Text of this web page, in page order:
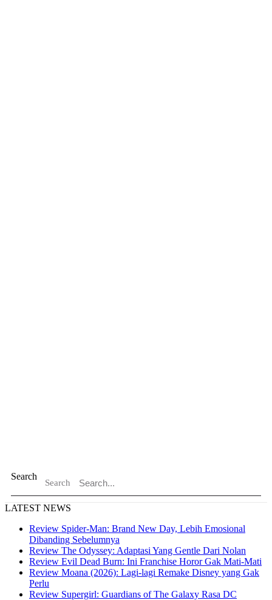
Search
Search
LATEST NEWS
Review Spider-Man: Brand New Day, Lebih Emosional
Dibanding Sebelumnya
Review The Odyssey: Adaptasi Yang Gentle Dari Nolan
Review Evil Dead Burn: Ini Franchise Horor Gak Mati-Mati
Review Moana (2026): Lagi-lagi Remake Disney yang Gak
Perlu
Review Supergirl: Guardians of The Galaxy Rasa DC